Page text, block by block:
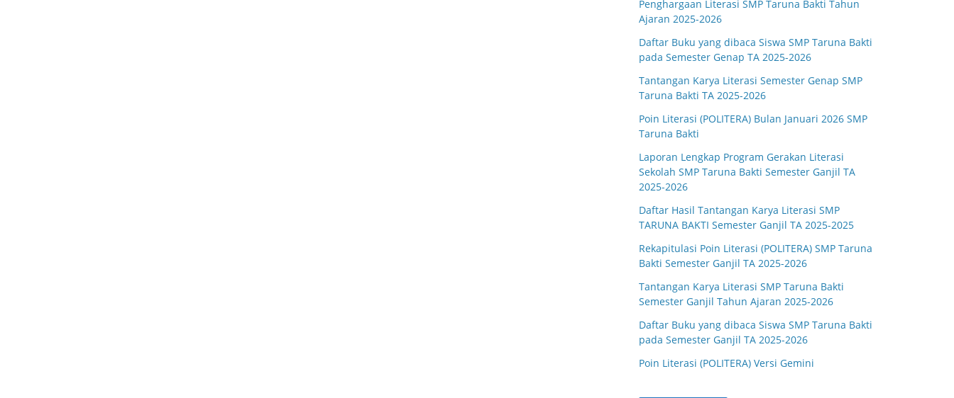
Penghargaan Literasi SMP Taruna Bakti Tahun
Ajaran 2025-2026
Daftar Buku yang dibaca Siswa SMP Taruna Bakti
pada Semester Genap TA 2025-2026
Tantangan Karya Literasi Semester Genap SMP
Taruna Bakti TA 2025-2026
Poin Literasi (POLITERA) Bulan Januari 2026 SMP
Taruna Bakti
Laporan Lengkap Program Gerakan Literasi
Sekolah SMP Taruna Bakti Semester Ganjil TA
2025-2026
Daftar Hasil Tantangan Karya Literasi SMP
TARUNA BAKTI Semester Ganjil TA 2025-2025
Rekapitulasi Poin Literasi (POLITERA) SMP Taruna
Bakti Semester Ganjil TA 2025-2026
Tantangan Karya Literasi SMP Taruna Bakti
Semester Ganjil Tahun Ajaran 2025-2026
Daftar Buku yang dibaca Siswa SMP Taruna Bakti
pada Semester Ganjil TA 2025-2026
Poin Literasi (POLITERA) Versi Gemini